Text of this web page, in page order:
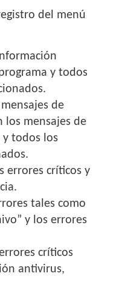
del menú
y todos
de
los mensajes de
y todos los
errores críticos y
tales como
y los errores
críticos
antivirus,